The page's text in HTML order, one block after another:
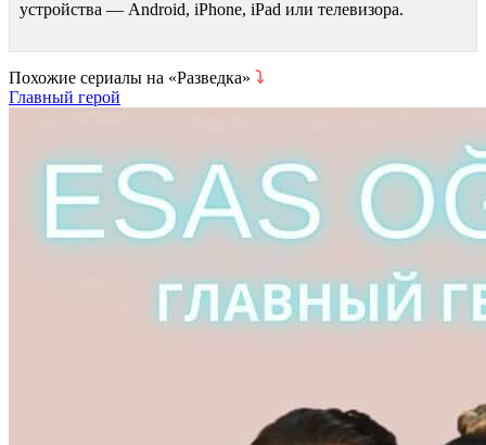
устройства — Android, iPhone, iPad или телевизора.
Похожие сериалы на «Разведка» ⤵
Главный герой